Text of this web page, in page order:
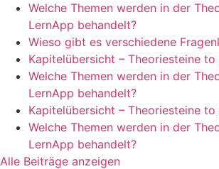
Welche Themen werden in der
LernApp behandelt?
Wieso gibt es verschiedene
Kapitelübersicht – Theoriesteine to
Welche Themen werden in der
LernApp behandelt?
Kapitelübersicht – Theoriesteine to
Welche Themen werden in der
LernApp behandelt?
Alle Beiträge anzeigen